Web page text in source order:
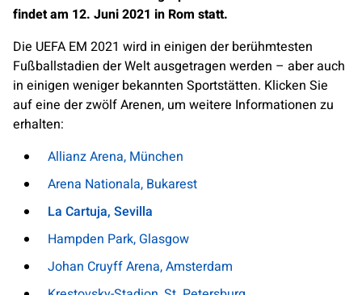
findet am 12. Juni 2021 in Rom statt.
Die UEFA EM 2021 wird in einigen der berühmtesten
Fußballstadien der Welt ausgetragen werden – aber auch
in einigen weniger bekannten Sportstätten. Klicken Sie
auf eine der zwölf Arenen, um weitere Informationen zu
erhalten:
Allianz Arena, München
Arena Nationala, Bukarest
La Cartuja, Sevilla
Hampden Park, Glasgow
Johan Cruyff Arena, Amsterdam